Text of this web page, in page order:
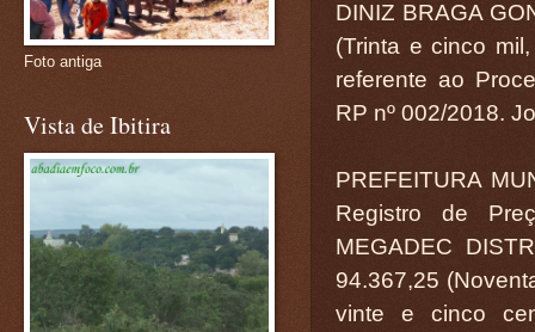
DINIZ BRAGA
(Trinta e cinco
referente ao
RP nº 002/2018.
PREFEITURA
Registro de
MEGADEC
94.367,25
vinte e cinco
Foto antiga
Vista de Ibitira